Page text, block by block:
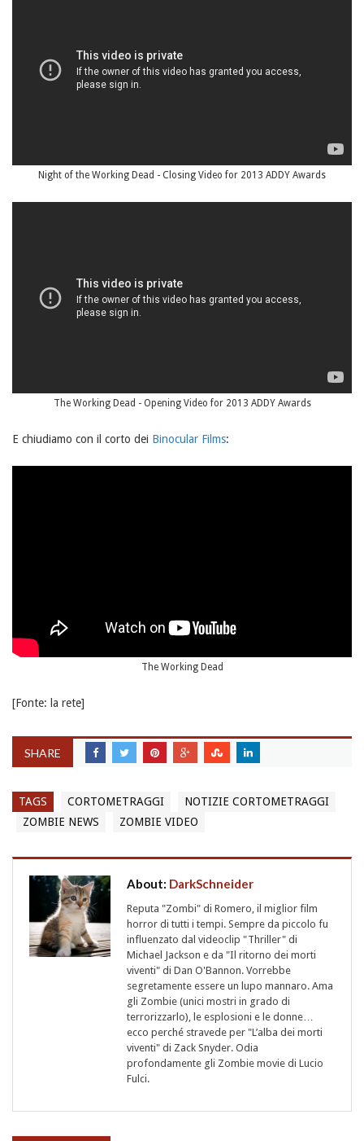
Night of the Working Dead - Closing Video for 2013 ADDY Awards
The Working Dead - Opening Video for 2013 ADDY Awards
E chiudiamo con il corto dei Binocular Films:
The Working Dead
[Fonte: la rete]
SHARE
TAGS CORTOMETRAGGI
NOTIZIE CORTOMETRAGGI
ZOMBIE NEWS
ZOMBIE VIDEO
About: DarkSchneider
Reputa "Zombi" di Romero, il miglior film
horror di tutti i tempi. Sempre da piccolo fu
influenzato dal videoclip "Thriller" di
Michael Jackson e da "Il ritorno dei morti
viventi" di Dan O'Bannon. Vorrebbe
segretamente essere un lupo mannaro. Ama
gli Zombie (unici mostri in grado di
terrorizzarlo), le esplosioni e le donne…
ecco perché stravede per "L’alba dei morti
viventi" di Zack Snyder. Odia
profondamente gli Zombie movie di Lucio
Fulci.